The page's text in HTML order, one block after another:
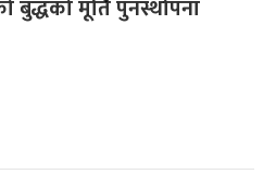
मूर्ति पुनर्स्थापना